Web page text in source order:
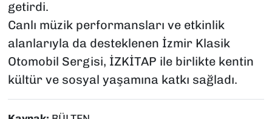
getirdi.
Canlı müzik performansları ve etkinlik
alanlarıyla da desteklenen İzmir Klasik
Otomobil Sergisi, İZKİTAP ile birlikte kentin
kültür ve sosyal yaşamına katkı sağladı.